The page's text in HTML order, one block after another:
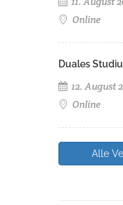
Online
Duales
12. August
Online
Alle